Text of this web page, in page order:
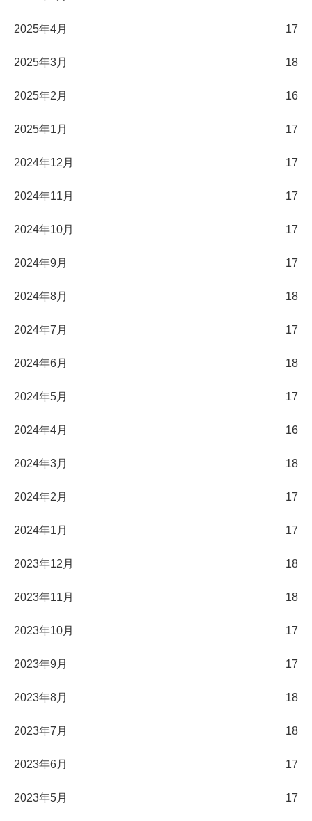
2025年4月 17
2025年3月 18
2025年2月 16
2025年1月 17
2024年12月 17
2024年11月 17
2024年10月 17
2024年9月 17
2024年8月 18
2024年7月 17
2024年6月 18
2024年5月 17
2024年4月 16
2024年3月 18
2024年2月 17
2024年1月 17
2023年12月 18
2023年11月 18
2023年10月 17
2023年9月 17
2023年8月 18
2023年7月 18
2023年6月 17
2023年5月 17